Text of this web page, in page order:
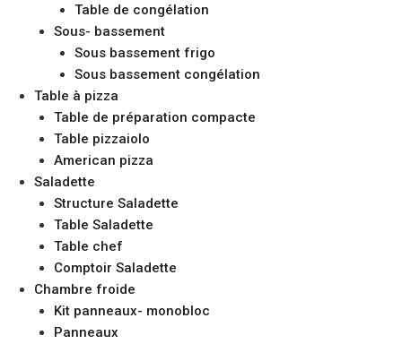
Table de congélation
Sous- bassement
Sous bassement frigo
Sous bassement congélation
Table à pizza
Table de préparation compacte
Table pizzaiolo
American pizza
Saladette
Structure Saladette
Table Saladette
Table chef
Comptoir Saladette
Chambre froide
Kit panneaux- monobloc
Panneaux